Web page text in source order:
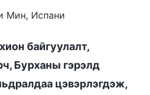
Мин, Испани
байгуулалт,
Бурханы гэрэлд
цэвэрлэгдэж,